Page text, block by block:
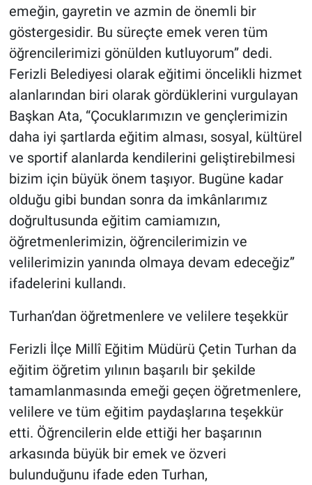
emeğin, gayretin ve azmin de önemli bir
göstergesidir. Bu süreçte emek veren tüm
öğrencilerimizi gönülden kutluyorum” dedi.
Ferizli Belediyesi olarak eğitimi öncelikli hizmet
alanlarından biri olarak gördüklerini vurgulayan
Başkan Ata, “Çocuklarımızın ve gençlerimizin
daha iyi şartlarda eğitim alması, sosyal, kültürel
ve sportif alanlarda kendilerini geliştirebilmesi
bizim için büyük önem taşıyor. Bugüne kadar
olduğu gibi bundan sonra da imkânlarımız
doğrultusunda eğitim camiamızın,
öğretmenlerimizin, öğrencilerimizin ve
velilerimizin yanında olmaya devam edeceğiz”
ifadelerini kullandı.
Turhan’dan öğretmenlere ve velilere teşekkür
Ferizli İlçe Millî Eğitim Müdürü Çetin Turhan da
eğitim öğretim yılının başarılı bir şekilde
tamamlanmasında emeği geçen öğretmenlere,
velilere ve tüm eğitim paydaşlarına teşekkür
etti. Öğrencilerin elde ettiği her başarının
arkasında büyük bir emek ve özveri
bulunduğunu ifade eden Turhan,